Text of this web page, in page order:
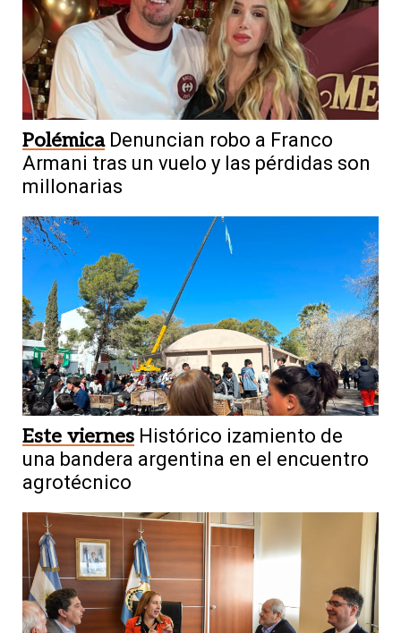
Polémica Denuncian robo a Franco
Armani tras un vuelo y las pérdidas son
millonarias
Este viernes Histórico izamiento de
una bandera argentina en el encuentro
agrotécnico